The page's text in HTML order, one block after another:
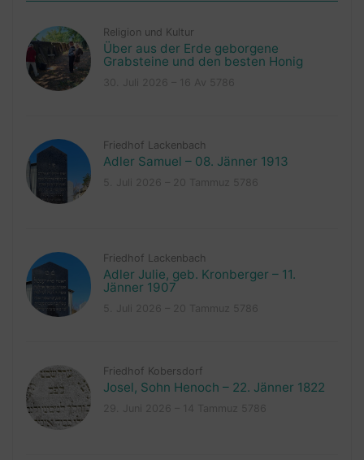
Religion und Kultur
Über aus der Erde geborgene
Grabsteine und den besten Honig
Friedhof Lackenbach
Adler Samuel – 08. Jänner 1913
Friedhof Lackenbach
Adler Julie, geb. Kronberger – 11.
Jänner 1907
Friedhof Kobersdorf
Josel, Sohn Henoch – 22. Jänner 1822